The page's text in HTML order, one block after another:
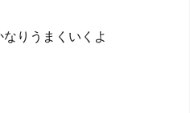
りうまくいくよ